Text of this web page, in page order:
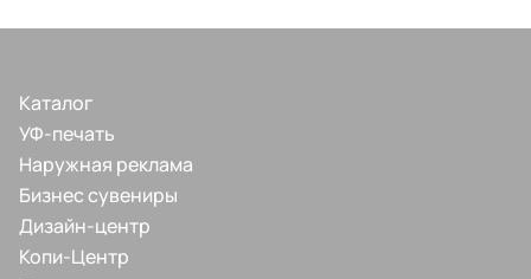
Каталог
УФ-печать
Наружная реклама
Бизнес сувениры
Дизайн-центр
Копи-Центр